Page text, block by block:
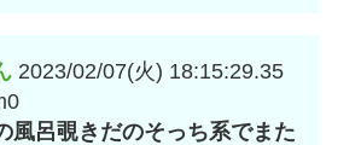
2023/02/07(火) 18:15:29.35
風呂覗きだのそっち系でまた